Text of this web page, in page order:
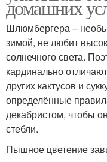
домашних
Шлюмбергера –
зимой, не любит
солнечного света.
кардинально
других кактусов и
определённые
декабристом, чтобы
стебли.
Пышное цветение